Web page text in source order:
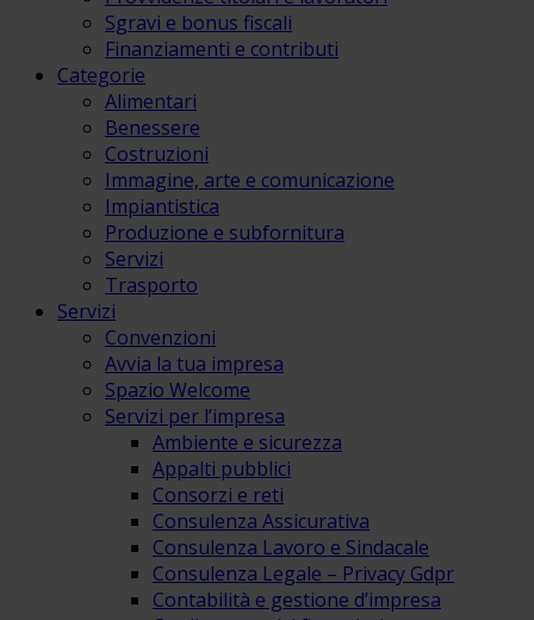
Sgravi e bonus fiscali
Finanziamenti e contributi
Categorie
Alimentari
Benessere
Costruzioni
Immagine, arte e comunicazione
Impiantistica
Produzione e subfornitura
Servizi
Trasporto
Servizi
Convenzioni
Avvia la tua impresa
Spazio Welcome
Servizi per l’impresa
Ambiente e sicurezza
Appalti pubblici
Consorzi e reti
Consulenza Assicurativa
Consulenza Lavoro e Sindacale
Consulenza Legale – Privacy Gdpr
Contabilità e gestione d’impresa